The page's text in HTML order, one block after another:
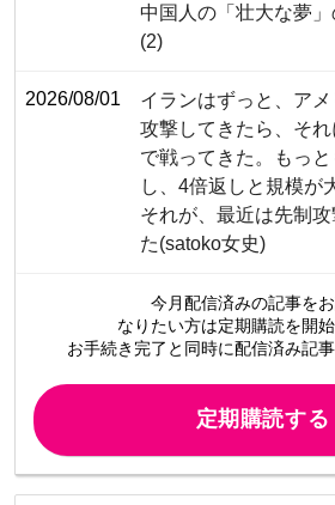
中国人の「壮大な夢」
(2)
2026/08/01
イランはずっと、ア
攻撃してきたら、そ
で戦ってきた。もっ
し、4倍返しと規模が
それが、最近は先制
た(satoko女史)
今月配信済みの記事を
なりたい方は定期購読を開始
お手続き完了と同時に配信済み記
定期購読する